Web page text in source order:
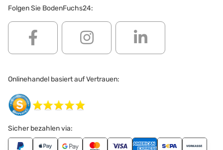
Folgen Sie BodenFuchs24:
Onlinehandel basiert auf Vertrauen:
Sicher bezahlen via: